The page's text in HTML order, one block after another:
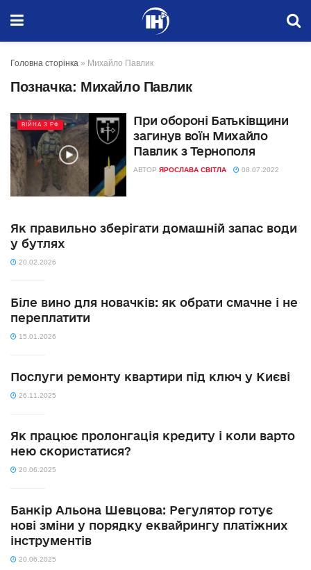
Головна сторінка » Михайло Павлик
Позначка: Михайло Павлик
ВІЙНА З РФ
При обороні Батьківщини
загинув воїн Михайло
Павлик з Тернополя
АВТОР ЯРОСЛАВА СВІТЛА 08.07.2022
Як правильно зберігати домашній запас води
у бутлях
20.02.2026
Біле вино для новачків: як обрати смачне і не
переплатити
15.01.2026
Послуги ремонту квартири під ключ у Києві
26.11.2025
Як працює пролонгація кредиту і коли варто
нею скористатися?
20.06.2025
Банкір Альона Шевцова: Регулятор готує
нові зміни у порядку еквайрингу платіжних
інструментів
20.06.2025